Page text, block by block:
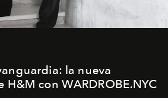
la nueva
con WARDROBE.NYC